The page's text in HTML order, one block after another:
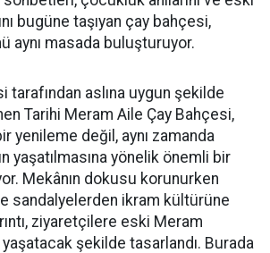
bugüne taşıyan çay bahçesi,
aynı masada buluşturuyor.
tarafından aslına uygun şekilde
Tarihi Meram Aile Çay Bahçesi,
yenileme değil, aynı zamanda
yaşatılmasına yönelik önemli bir
Mekânın dokusu korunurken
sandalyelerden ikram kültürüne
ziyaretçilere eski Meram
şekilde tasarlandı. Burada